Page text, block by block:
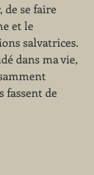
de se faire
et le
salvatrices.
dans ma vie,
fassent de